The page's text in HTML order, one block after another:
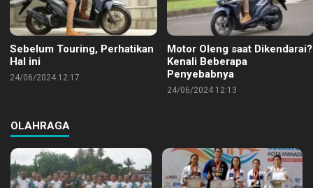
Sebelum Touring, Perhatikan
Hal ini
24/06/2024 12:17
Motor Oleng saat Dikendarai?
Kenali Beberapa
Penyebabnya
24/06/2024 12:13
OLAHRAGA